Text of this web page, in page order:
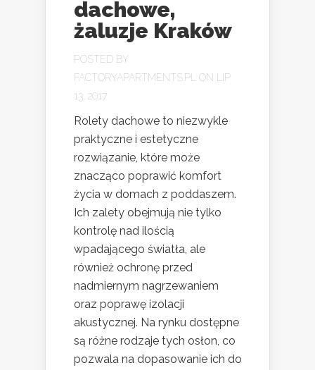
dachowe,
żaluzje Kraków
POSTED BY
FACTORYAPARTMENTS.PL ON LIP
13, 2017
Rolety dachowe to niezwykle
praktyczne i estetyczne
rozwiązanie, które może
znacząco poprawić komfort
życia w domach z poddaszem.
Ich zalety obejmują nie tylko
kontrolę nad ilością
wpadającego światła, ale
również ochronę przed
nadmiernym nagrzewaniem
oraz poprawę izolacji
akustycznej. Na rynku dostępne
są różne rodzaje tych osłon, co
pozwala na dopasowanie ich do